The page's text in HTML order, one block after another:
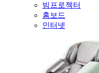
빔프로젝터
홈보드
인터넷